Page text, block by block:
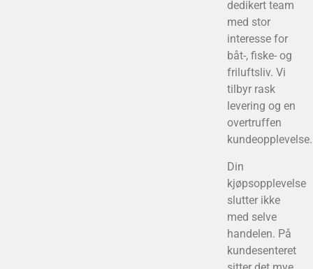
dedikert team
med stor
interesse for
båt-, fiske- og
friluftsliv. Vi
tilbyr rask
levering og en
overtruffen
kundeopplevelse.
Din
kjøpsopplevelse
slutter ikke
med selve
handelen. På
kundesenteret